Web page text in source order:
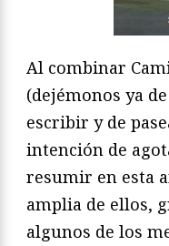
Al combinar
(dejémonos ya
escribir y de
intención de
resumir en esta
amplia de ellos,
algunos de los